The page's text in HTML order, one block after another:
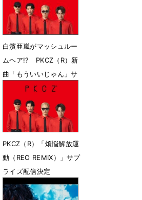
白濱亜嵐がマッシュルー
ムヘア!? PKCZ（R）新
曲「もういいじゃん」サ
プライズ配信決定
5月11日 21時54分
PKCZ（R）「煩悩解放運
動（REO REMIX）」サプ
ライズ配信決定
10月22日 10時54分